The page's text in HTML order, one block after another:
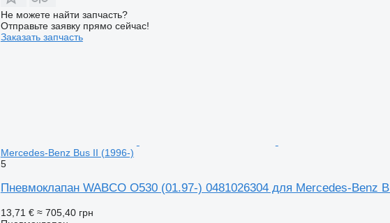
Не можете найти запчасть?
Отправьте заявку прямо сейчас!
Заказать запчасть
Mercedes-Benz Bus II (1996-)
5
Пневмоклапан WABCO O530 (01.97-) 0481026304 для Mercedes-Benz
13,71 € ≈ 705,40 грн